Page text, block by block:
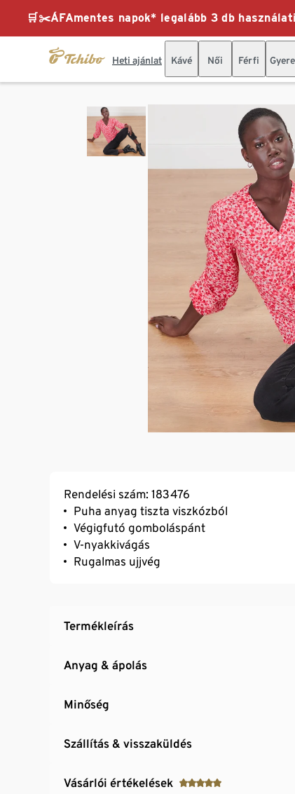
🛒✂️ÁFAmentes napok* legalább 3 db
Heti ajánlat Kávé Női Férfi
Rendelési szám: 183476
Puha anyag tiszta viszkózból
Végigfutó gomboláspánt
V-nyakkivágás
Rugalmas ujjvég
Termékleírás
Anyag & ápolás
Minőség
Szállítás & visszaküldés
Vásárlói értékelések